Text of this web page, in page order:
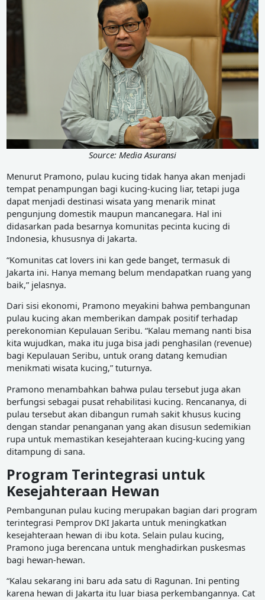
Source: Media Asuransi
Menurut Pramono, pulau kucing tidak hanya akan menjadi
tempat penampungan bagi kucing-kucing liar, tetapi juga
dapat menjadi destinasi wisata yang menarik minat
pengunjung domestik maupun mancanegara. Hal ini
didasarkan pada besarnya komunitas pecinta kucing di
Indonesia, khususnya di Jakarta.
“Komunitas cat lovers ini kan gede banget, termasuk di
Jakarta ini. Hanya memang belum mendapatkan ruang yang
baik,” jelasnya.
Dari sisi ekonomi, Pramono meyakini bahwa pembangunan
pulau kucing akan memberikan dampak positif terhadap
perekonomian Kepulauan Seribu. “Kalau memang nanti bisa
kita wujudkan, maka itu juga bisa jadi penghasilan (revenue)
bagi Kepulauan Seribu, untuk orang datang kemudian
menikmati wisata kucing,” tuturnya.
Pramono menambahkan bahwa pulau tersebut juga akan
berfungsi sebagai pusat rehabilitasi kucing. Rencananya, di
pulau tersebut akan dibangun rumah sakit khusus kucing
dengan standar penanganan yang akan disusun sedemikian
rupa untuk memastikan kesejahteraan kucing-kucing yang
ditampung di sana.
Program Terintegrasi untuk
Kesejahteraan Hewan
Pembangunan pulau kucing merupakan bagian dari program
terintegrasi Pemprov DKI Jakarta untuk meningkatkan
kesejahteraan hewan di ibu kota. Selain pulau kucing,
Pramono juga berencana untuk menghadirkan puskesmas
bagi hewan-hewan.
“Kalau sekarang ini baru ada satu di Ragunan. Ini penting
karena hewan di Jakarta itu luar biasa perkembangannya. Cat